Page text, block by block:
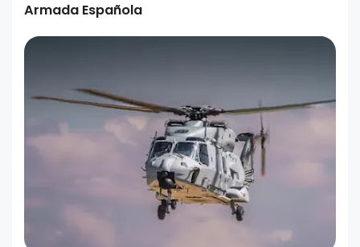
Armada Española